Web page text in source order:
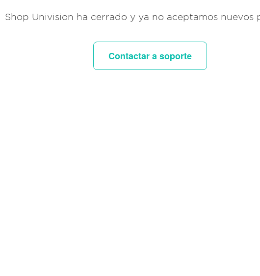
Shop Univision ha cerrado y ya no aceptamos nuevos
Contactar a soporte